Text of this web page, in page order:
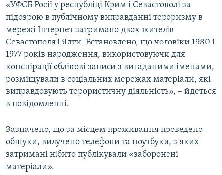
«УФСБ Росії у республіці Крим і Севастополі за
підозрою в публічному виправданні тероризму в
мережі Інтернет затримано двох жителів
Севастополя і Ялти. Встановлено, що чоловіки 1980 і
1977 років народження, використовуючи для
конспірації облікові записи з вигаданими іменами,
розміщували в соціальних мережах матеріали, які
виправдовують терористичну діяльність», – йдеться
в повідомленні.
Зазначено, що за місцем проживання проведено
обшуки, вилучено телефони та ноутбуки, з яких
затримані нібито публікували «заборонені
матеріали».